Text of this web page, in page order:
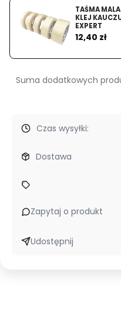
TAŚMA
KLEJ
EXPERT
Cena
12,40 zł
Suma dodatkowych
Czas wysyłki:
Dostawa
Zapytaj o produkt
Udostępnij